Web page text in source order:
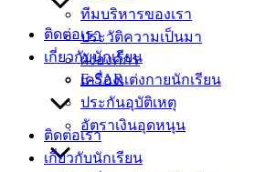
ทีมบริหารของเรา
ประวัติความเป็นมา
ผังองค์กร
E-SAR
ติดต่อเรา
เกี่ยวกับนักเรียน
ติดต่อเรา
เกี่ยวกับนักเรียน
เครื่องแต่งกายนักเรียน
ประกันอุบัติเหตุ
อัตราเงินอุดหนุน